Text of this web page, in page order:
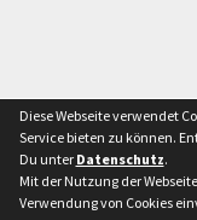
Diese Webseite verwendet
Service bieten zu können.
Du unter Datenschutz.
Mit der Nutzung der
Verwendung von Cookies